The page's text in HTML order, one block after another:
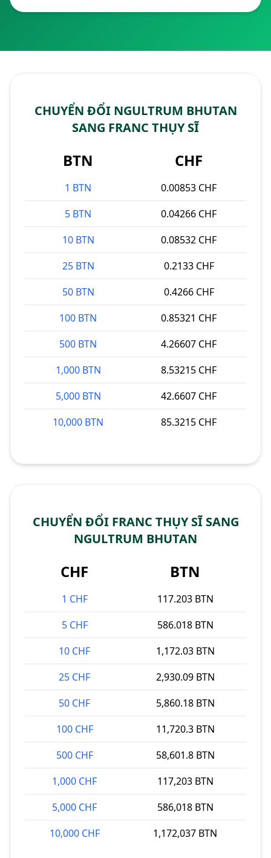
CHUYỂN ĐỔI NGULTRUM BHUTAN
SANG FRANC THỤY SĨ
BTN CHF
1 BTN
0.00853 CHF
5 BTN
0.04266 CHF
10 BTN
0.08532 CHF
25 BTN
0.2133 CHF
50 BTN
0.4266 CHF
100 BTN
0.85321 CHF
500 BTN
4.26607 CHF
1,000 BTN
8.53215 CHF
5,000 BTN
42.6607 CHF
10,000 BTN
85.3215 CHF
CHUYỂN ĐỔI FRANC THỤY SĨ SANG
NGULTRUM BHUTAN
CHF BTN
1 CHF
117.203 BTN
5 CHF
586.018 BTN
10 CHF
1,172.03 BTN
25 CHF
2,930.09 BTN
50 CHF
5,860.18 BTN
100 CHF
11,720.3 BTN
500 CHF
58,601.8 BTN
1,000 CHF
117,203 BTN
5,000 CHF
586,018 BTN
10,000 CHF
1,172,037 BTN